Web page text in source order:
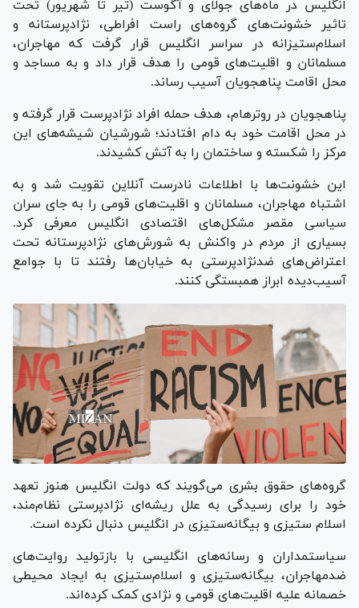
انگلیس در ماه‌های جولای و آگوست (تیر تا شهریور) تحت
تاثیر خشونت‌های گروه‌های راست افراطی، نژادپرستانه و
اسلام‌ستیزانه در سراسر انگلیس قرار گرفت که مهاجران،
مسلمانان و اقلیت‌های قومی را هدف قرار داد و به مساجد و
محل اقامت پناهجویان آسیب رساند.
پناهجویان در روترهام، هدف حمله افراد نژادپرست قرار گرفته و
در محل اقامت خود به دام افتادند؛ شورشیان شیشه‌های این
مرکز را شکسته و ساختمان را به آتش کشیدند.
این خشونت‌ها با اطلاعات نادرست آنلاین تقویت شد و به
اشتباه مهاجران، مسلمانان و اقلیت‌های قومی را به جای سران
سیاسی مقصر مشکل‌های اقتصادی انگلیس معرفی کرد.
بسیاری از مردم در واکنش به شورش‌های نژادپرستانه تحت
اعتراض‌های ضدنژادپرستی به خیابان‌ها رفتند تا با جوامع
آسیب‌دیده ابراز همبستگی کنند.
گروه‌های حقوق بشری می‌گویند که دولت انگلیس هنوز تعهد
خود را برای رسیدگی به علل ریشه‌ای نژادپرستی نظام‌مند،
اسلام ستیزی و بیگانه‌ستیزی در انگلیس دنبال نکرده است.
سیاستمداران و رسانه‌های انگلیسی با بازتولید روایت‌های
ضدمهاجران، بیگانه‌ستیزی و اسلام‌ستیزی به ایجاد محیطی
خصمانه علیه اقلیت‌های قومی و نژادی کمک کرده‌اند.